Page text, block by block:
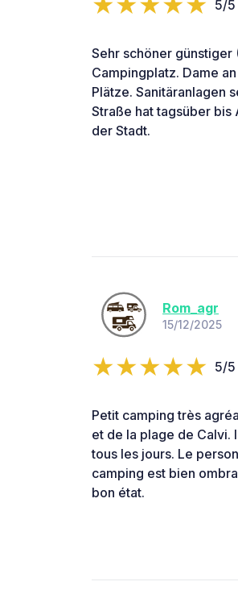
5/5
Sehr schöner günstiger
Campingplatz. Dame
Plätze. Sanitäranlagen
Straße hat tagsüber bis
der Stadt.
Rom_agr
15/12/2025
5/5
Petit camping très
et de la plage de Calvi.
tous les jours. Le
camping est bien
bon état.